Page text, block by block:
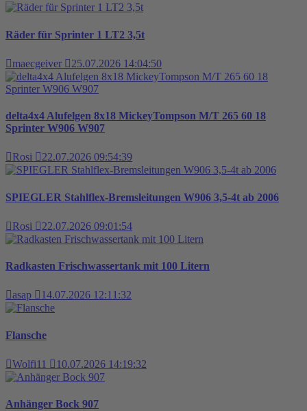
Räder für Sprinter 1 LT2 3,5t
maecgeiver 25.07.2026 14:04:50
delta4x4 Alufelgen 8x18 MickeyTompson M/T 265 60 18
Sprinter W906 W907
Rosi 22.07.2026 09:54:39
SPIEGLER Stahlflex-Bremsleitungen W906 3,5-4t ab 2006
Rosi 22.07.2026 09:01:54
Radkasten Frischwassertank mit 100 Litern
asap 14.07.2026 12:11:32
Flansche
Wolfi11 10.07.2026 14:19:32
Anhänger Bock 907